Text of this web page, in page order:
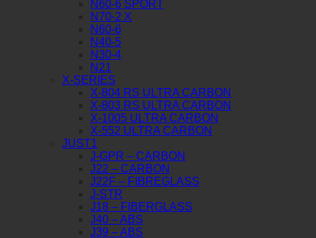
N60-6 SPORT
N70-2 X
N60-6
N40-5
N30-4
N21
X-SERIES
X-804 RS ULTRA CARBON
X-803 RS ULTRA CARBON
X-1005 ULTRA CARBON
X-552 ULTRA CARBON
JUST1
J-GPR – CARBON
J22 – CARBON
J22F – FIBREGLASS
J-STR
J18 – FIBERGLASS
J40 – ABS
J39 – ABS